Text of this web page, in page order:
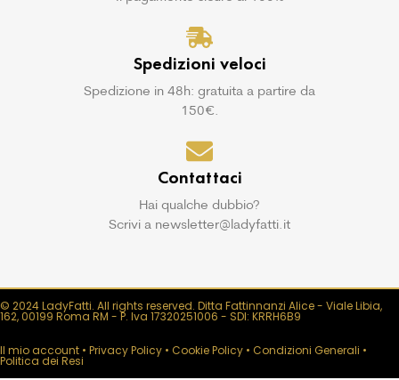
Spedizioni veloci
Spedizione in 48h: gratuita a partire da
150€.
Contattaci
Hai qualche dubbio?
Scrivi a newsletter@ladyfatti.it
© 2024 LadyFatti. All rights reserved. Ditta Fattinnanzi Alice - Viale Libia,
162, 00199 Roma RM - P. Iva 17320251006 - SDI: KRRH6B9
Il mio account • Privacy Policy • Cookie Policy • Condizioni Generali •
Politica dei Resi